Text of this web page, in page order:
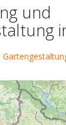
und